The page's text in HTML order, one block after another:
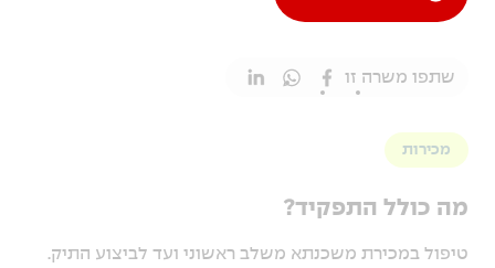
שתפו משרה זו
מכירות
מה כולל התפקיד?
טיפול במכירת משכנתא משלב ראשוני ועד לביצוע התיק.